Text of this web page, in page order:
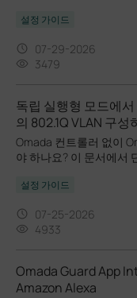
설정 가이드
07-29-2026
3479
독립 실행형 모드에
의 802.1Q VLAN 구성
Omada 컨트롤러 없이
야 하나요? 이 문서에서
설정 가이드
07-25-2026
4933
Omada Guard App
Amazon Alexa